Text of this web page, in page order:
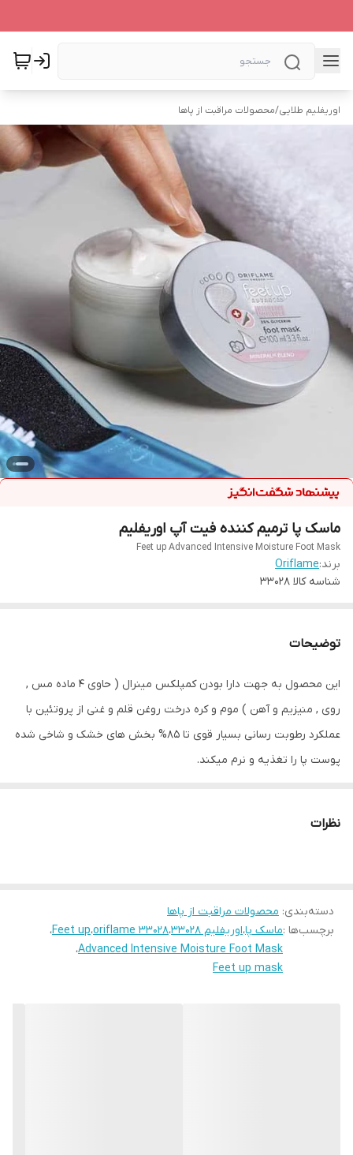
اوریفلیم طلایی/محصولات مراقبت از پاها
ماسک پا ترمیم کننده فیت آپ اوریفلیم
Feet up Advanced Intensive Moisture Foot Mask
برند:Oriflame
شناسه کالا 33028
توضیحات
این محصول به جهت دارا بودن کمپلکس مینرال ( حاوی 4 ماده مس ,
روی , منیزیم و آهن ) موم و کره درخت روغن قلم و غنی از پروتئین با
عملکرد رطوبت رسانی بسیار قوی تا 85% بخش های خشک و شاخی شده
پوست پا را تغذیه و نرم میکند.
نظرات
دسته‌بندی: محصولات مراقبت از پاها
برچسب‌ها :ماسک پا،اوریفلیم 33028 ،oriflame 33028،Feet up،
Advanced Intensive Moisture Foot Mask،
Feet up mask